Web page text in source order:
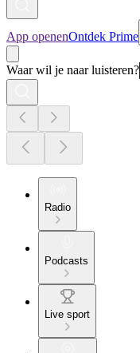
App openenOntdek Prime
Waar wil je naar luisteren?
Radio
Podcasts
Live sport